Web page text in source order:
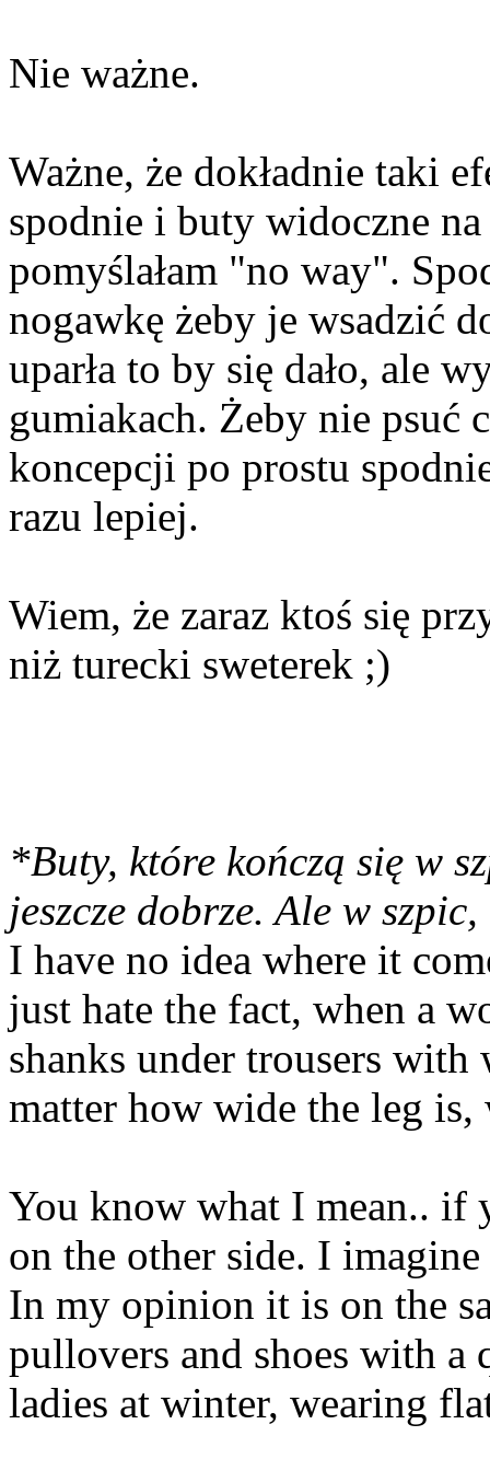
Nie ważne.
Ważne, że dokładnie taki
spodnie i buty widoczne
pomyślałam "no way".
nogawkę żeby je wsadzić
uparła to by się dało, ale
gumiakach. Żeby nie psuć
koncepcji po prostu
razu lepiej.
Wiem, że zaraz ktoś się
niż turecki sweterek ;)
*Buty, które kończą się w
jeszcze dobrze. Ale w
I have no idea where it
just hate the fact, when a
shanks under trousers
matter how wide the leg
You know what I mean.. if
on the other side. I
In my opinion it is on the
pullovers and shoes with
ladies at winter, wearing